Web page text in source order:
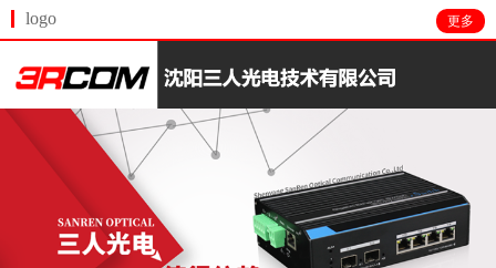
logo 更多